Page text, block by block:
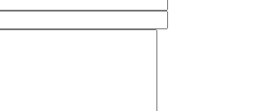
Оставьте это
Оставьте это